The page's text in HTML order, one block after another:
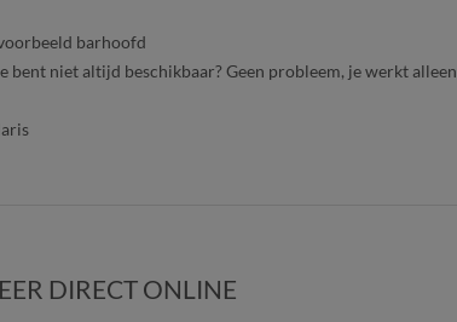
barhoofd
bent niet altijd beschikbaar? Geen probleem, je werkt alleen
DIRECT ONLINE